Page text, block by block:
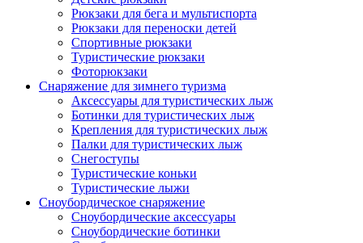
Рюкзаки для бега и мультиспорта
Рюкзаки для переноски детей
Спортивные рюкзаки
Туристические рюкзаки
Фоторюкзаки
Снаряжение для зимнего туризма
Аксессуары для туристических лыж
Ботинки для туристических лыж
Крепления для туристических лыж
Палки для туристических лыж
Снегоступы
Туристические коньки
Туристические лыжи
Сноубордическое снаряжение
Сноубордические аксессуары
Сноубордические ботинки